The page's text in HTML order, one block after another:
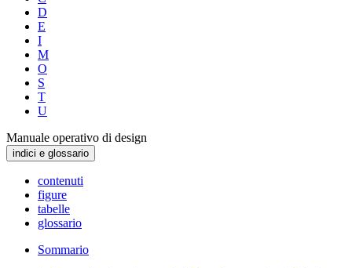
D
E
I
M
O
S
T
U
Manuale operativo di design
indici e glossario
contenuti
figure
tabelle
glossario
Sommario